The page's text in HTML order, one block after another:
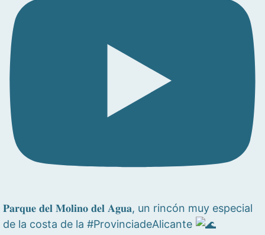
𝐏𝐚𝐫𝐪𝐮𝐞 𝐝𝐞𝐥 𝐌𝐨𝐥𝐢𝐧𝐨 𝐝𝐞𝐥 𝐀𝐠𝐮𝐚, un rincón muy especial
de la costa de la #ProvinciadeAlicante